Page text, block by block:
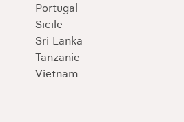
Portugal
Sicile
Sri Lanka
Tanzanie
Vietnam